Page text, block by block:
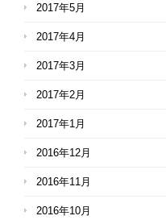
2017年5月
2017年4月
2017年3月
2017年2月
2017年1月
2016年12月
2016年11月
2016年10月